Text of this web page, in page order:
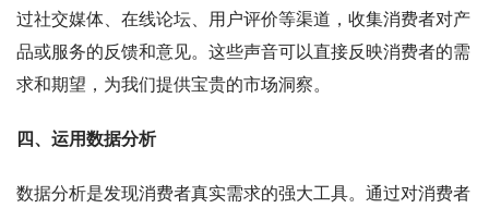
过社交媒体、在线论坛、用户评价等渠道，收集消费者对产
品或服务的反馈和意见。这些声音可以直接反映消费者的需
求和期望，为我们提供宝贵的市场洞察。
四、运用数据分析
数据分析是发现消费者真实需求的强大工具。通过对消费者